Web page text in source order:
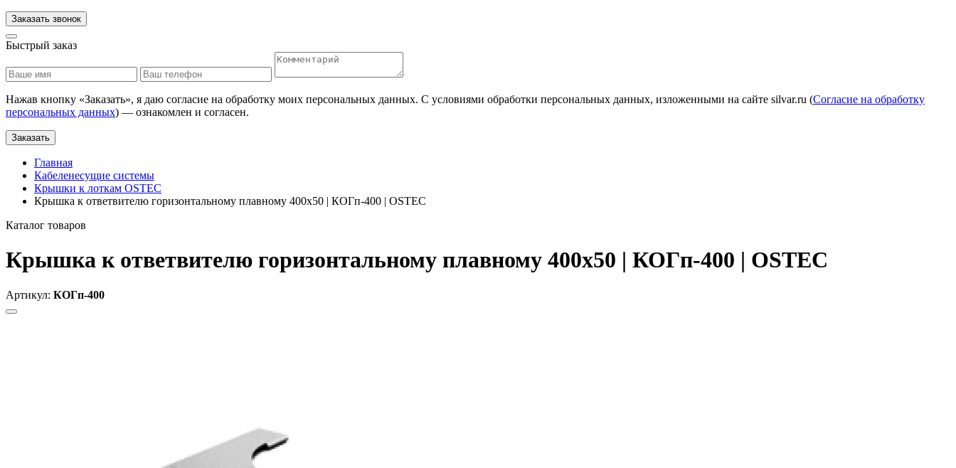
Заказать звонок
Быстрый заказ
Нажав кнопку «Заказать», я даю согласие на обработку моих персональных данных. С условиями обработки персональных данных, изложенными на сайте silvar.ru (Согласие на обработку
персональных данных) — ознакомлен и согласен.
Заказать
Главная
Кабеленесущие системы
Крышки к лоткам OSTEC
Крышка к ответвителю горизонтальному плавному 400х50 | КОГп-400 | OSTEC
Каталог товаров
Крышка к ответвителю горизонтальному плавному 400х50 | КОГп-400 | OSTEC
Артикул: КОГп-400